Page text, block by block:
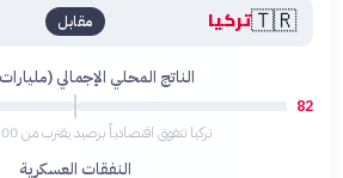
🇹🇷تركيا مقابل
الناتج المحلي الإجمالي
82
تركيا تتفوق اقتصادياً برصيد يقترب من 900 مليار دولار
النفقات العسكرية